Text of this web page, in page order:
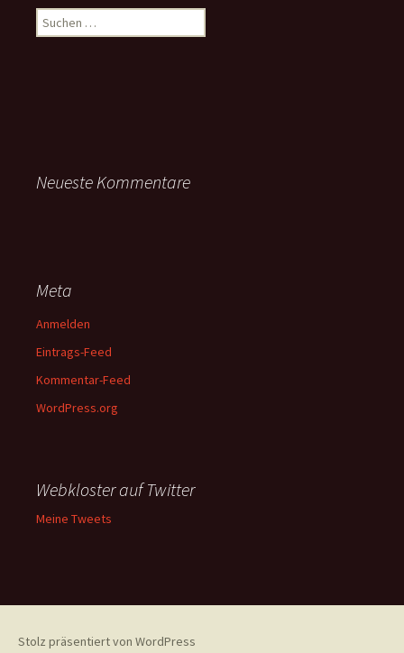
Suchen
nach:
Neueste Kommentare
Meta
Anmelden
Eintrags-Feed
Kommentar-Feed
WordPress.org
Webkloster auf Twitter
Meine Tweets
Stolz präsentiert von WordPress